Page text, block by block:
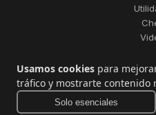
2006–2026. Todos los derechos
marca registrada de Telfo Networks
Aviso legal·Condiciones de uso·
Usamos cookies para
tráfico y mostrarte contenido
Solo esenciales